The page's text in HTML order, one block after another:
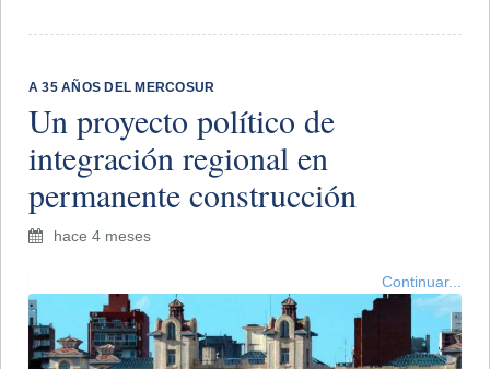
A 35 AÑOS DEL MERCOSUR
Un proyecto político de
integración regional en
permanente construcción
hace 4 meses
Continuar...